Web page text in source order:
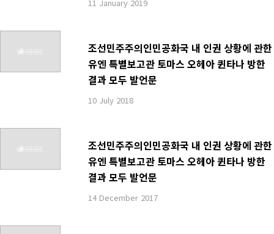
11 January 2019
조선민주주의인민공화국 내 인권 상황에 관한
유엔 특별보고관 토마스 오헤아 퀸타나 방한
결과 모두 발언문
10 July 2018
조선민주주의인민공화국 내 인권 상황에 관한
유엔 특별보고관 토마스 오헤아 퀸타나 방한
결과 모두 발언문
14 December 2017